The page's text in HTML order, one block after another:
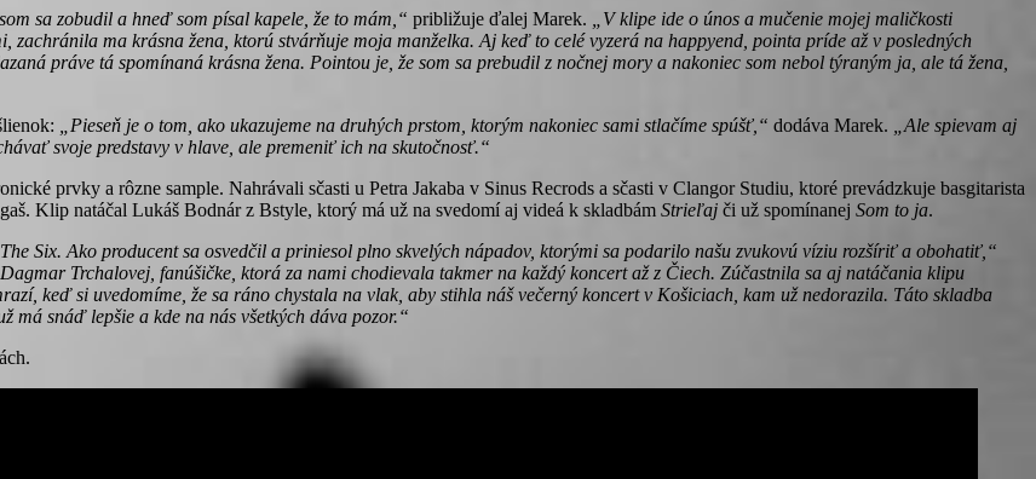
sa zobudil a hneď som písal kapele, že to mám,“ približuje ďalej Marek.
„V klipe ide o únos a mučenie mojej maličkosti
ma krásna žena, ktorú stvárňuje moja manželka. Aj keď to celé vyzerá na happyend, pointa príde až v posledných
práve tá spomínaná krásna žena. Pointou je, že som sa prebudil z nočnej mory a nakoniec som nebol týraným ja, ale tá žena,
„Pieseň je o tom, ako ukazujeme na druhých prstom, ktorým nakoniec sami stlačíme spúšť,“ dodáva Marek.
„Ale spievam aj
svoje predstavy v hlave, ale premeniť ich na skutočnosť.“
prvky a rôzne sample. Nahrávali sčasti u Petra Jakaba v Sinus Recrods a sčasti v Clangor Studiu, ktoré prevádzkuje basgitarista
Klip natáčal Lukáš Bodnár z Bstyle, ktorý má už na svedomí aj videá k skladbám Strieľaj či už spomínanej Som to ja.
Six. Ako producent sa osvedčil a priniesol plno skvelých nápadov, ktorými sa podarilo našu zvukovú víziu rozšíriť a obohatiť,“
Dagmar Trchalovej, fanúšičke, ktorá za nami chodievala takmer na každý koncert až z Čiech. Zúčastnila sa aj natáčania klipu
keď si uvedomíme, že sa ráno chystala na vlak, aby stihla náš večerný koncert v Košiciach, kam už nedorazila. Táto skladba
má snáď lepšie a kde na nás všetkých dáva pozor.“